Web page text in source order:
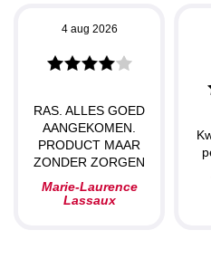
4 aug 2026
RAS. ALLES GOED
AANGEKOMEN.
PRODUCT MAAR
ZONDER ZORGEN
Marie-Laurence
Lassaux